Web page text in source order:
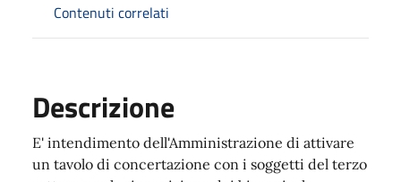
Contenuti correlati
Descrizione
E' intendimento dell'Amministrazione di attivare
un tavolo di concertazione con i soggetti del terzo